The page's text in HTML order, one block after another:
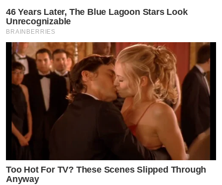
46 Years Later, The Blue Lagoon Stars Look
Unrecognizable
BRAINBERRIES
Too Hot For TV? These Scenes Slipped Through
Anyway